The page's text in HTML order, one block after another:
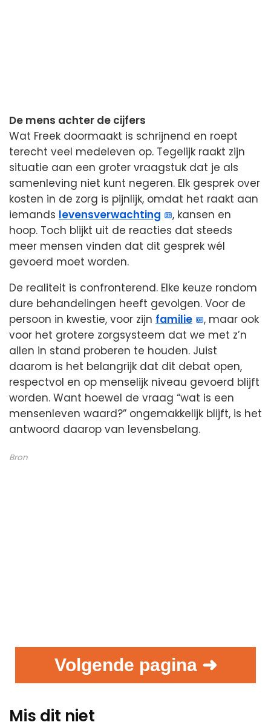
De mens achter de cijfers
Wat Freek doormaakt is schrijnend en roept
terecht veel medeleven op. Tegelijk raakt zijn
situatie aan een groter vraagstuk dat je als
samenleving niet kunt negeren. Elk gesprek over
kosten in de zorg is pijnlijk, omdat het raakt aan
iemands levensverwachting
, kansen en
hoop. Toch blijkt uit de reacties dat steeds
meer mensen vinden dat dit gesprek wél
gevoerd moet worden.
De realiteit is confronterend. Elke keuze rondom
dure behandelingen heeft gevolgen. Voor de
persoon in kwestie, voor zijn familie
, maar ook
voor het grotere zorgsysteem dat we met z’n
allen in stand proberen te houden. Juist
daarom is het belangrijk dat dit debat open,
respectvol en op menselijk niveau gevoerd blijft
worden. Want hoewel de vraag “wat is een
mensenleven waard?” ongemakkelijk blijft, is het
antwoord daarop van levensbelang.
Bron
Volgende pagina ➜
Mis dit niet